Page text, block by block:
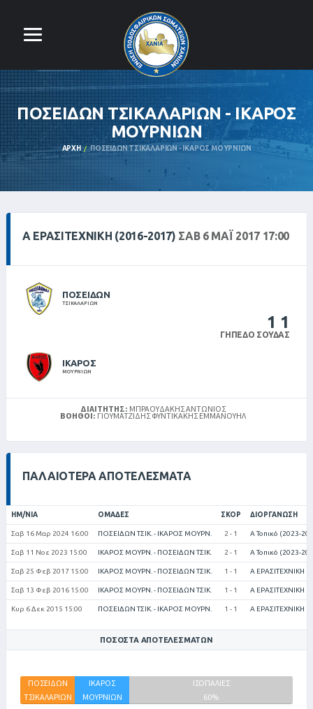
ΠΟΣΕΙΔΩΝ ΤΣΙΚΑΛΑΡΙΩΝ - ΙΚΑΡΟΣ
ΜΟΥΡΝΙΩΝ
ΑΡΧΉ ΠΟΣΕΙΔΩΝ ΤΣΙΚΑΛΑΡΙΩΝ - ΙΚΑΡΟΣ ΜΟΥΡΝΙΩΝ
Α ΕΡΑΣΙΤΕΧΝΙΚΗ (2016-2017) ΣΑΒ 6 ΜΑΪ́ 2017 17:00
ΠΟΣΕΙΔΩΝ
ΤΣΙΚΑΛΑΡΙΩΝ
1 1
ΓΉΠΕΔΟ ΣΟΎΔΑΣ
ΙΚΑΡΟΣ
ΜΟΥΡΝΙΩΝ
ΔΙΑΙΤΗΤΉΣ: ΜΠΡΑΟΥΔΆΚΗΣ ΑΝΤΏΝΙΟΣ
ΒΟΗΘΟΊ: ΓΙΟΥΜΑΤΖΙΔΗΣ ΦΥΝΤΙΚΆΚΗΣ ΕΜΜΑΝΟΥΉΛ
ΠΑΛΑΙΌΤΕΡΑ ΑΠΟΤΕΛΈΣΜΑΤΑ
ΗΜ/ΝΊΑ ΟΜΆΔΕΣ ΣΚΟΡ ΔΙΟΡΓΆΝΩΣΗ
Σαβ 16 Μαρ 2024 16:00 ΠΟΣΕΙΔΩΝ ΤΣΙΚ. - ΙΚΑΡΟΣ ΜΟΥΡΝ. 2 - 1 Α Τοπικό (2023-
Σαβ 11 Νοε 2023 15:00 ΙΚΑΡΟΣ ΜΟΥΡΝ. - ΠΟΣΕΙΔΩΝ ΤΣΙΚ. 2 - 1 Α Τοπικό (2023-
Σαβ 25 Φεβ 2017 15:00 ΙΚΑΡΟΣ ΜΟΥΡΝ. - ΠΟΣΕΙΔΩΝ ΤΣΙΚ. 1 - 1 Α ΕΡΑΣΙΤΕΧΝΙΚΗ
Σαβ 13 Φεβ 2016 15:00 ΙΚΑΡΟΣ ΜΟΥΡΝ. - ΠΟΣΕΙΔΩΝ ΤΣΙΚ. 1 - 1 Α ΕΡΑΣΙΤΕΧΝΙΚΗ
Κυρ 6 Δεκ 2015 15:00 ΠΟΣΕΙΔΩΝ ΤΣΙΚ. - ΙΚΑΡΟΣ ΜΟΥΡΝ. 1 - 1 Α ΕΡΑΣΙΤΕΧΝΙΚΗ
ΠΟΣΟΣΤΆ ΑΠΟΤΕΛΕΣΜΆΤΩΝ
ΠΟΣΕΙΔΩΝ
ΤΣΙΚΑΛΑΡΙΩΝ
ΙΚΑΡΟΣ
ΜΟΥΡΝΙΩΝ
ΙΣΟΠΑΛΙΕΣ
60%